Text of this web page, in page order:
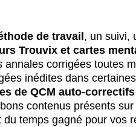
de travail , un suivi,
Trouvix et cartes
annales corrigées toutes
inédites dans
de QCM auto-correctifs
contenus présents
du temps gagné pour vos